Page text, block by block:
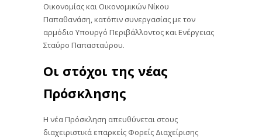
Οικονομίας και Οικονομικών Νίκου
Παπαθανάση, κατόπιν συνεργασίας με τον
αρμόδιο Υπουργό Περιβάλλοντος και Ενέργειας
Σταύρο Παπασταύρου.
Οι στόχοι της νέας
Πρόσκλησης
Η νέα Πρόσκληση απευθύνεται στους
διαχειριστικά επαρκείς Φορείς Διαχείρισης